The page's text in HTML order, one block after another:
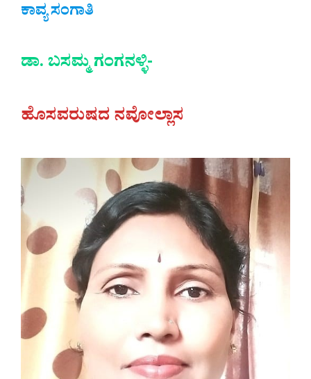
ಕಾವ್ಯ ಸಂಗಾತಿ
ಡಾ. ಬಸಮ್ಮ ಗಂಗನಳ್ಳಿ-
ಹೊಸವರುಷದ ನವೋಲ್ಲಾಸ